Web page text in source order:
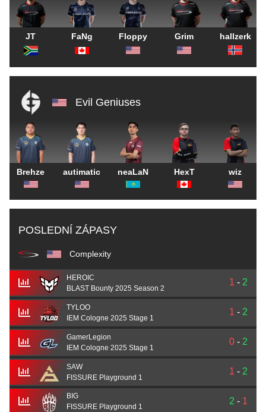
JT FaNg Floppy Grim hallzerk
Evil Geniuses
Brehze autimatic neaLaN HexT wiz
POSLEDNÍ ZÁPASY
Complexity
HEROIC
BLAST Bounty 2025 Season 2
1 - 2
TYLOO
IEM Cologne 2025 Stage 1
1 - 2
GamerLegion
IEM Cologne 2025 Stage 1
0 - 2
SAW
FISSURE Playground 1
1 - 2
BIG
FISSURE Playground 1
2 - 1